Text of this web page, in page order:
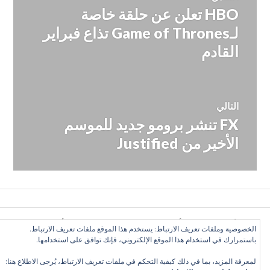
المقالات
المقالة
السابقة:
HBO تعلن عن حلقة خاصة
لـGame of Thrones تذاع فبراير
القادم
التالي
المقالة
التالية:
FX تنشر برومو جديد للموسم
الأخير من Justified
الخصوصية وملفات تعريف الارتباط: يستخدم هذا الموقع ملفات تعريف الارتباط.
باستمرارك في استخدام هذا الموقع الإلكتروني، فإنك توافق على استخدامها.
لمعرفة المزيد، بما في ذلك كيفية التحكم في ملفات تعريف الارتباط، يُرجى الاطلاع هنا:
كل الأراء تعبّر عن رأي الكاتب وحده, ولا تعبر عن رأي الموقع